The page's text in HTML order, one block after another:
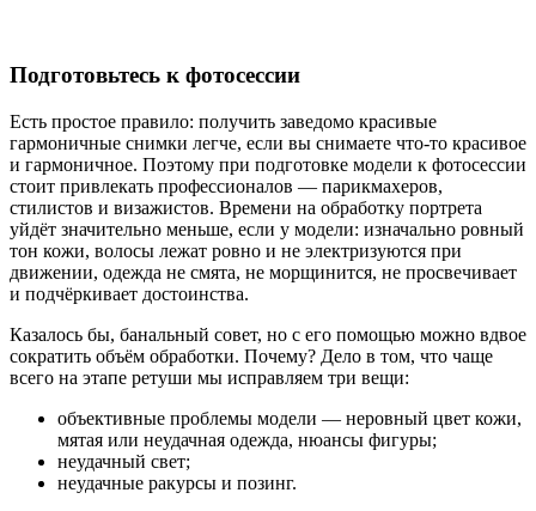
Подготовьтесь к фотосессии
Есть простое правило: получить заведомо красивые
гармоничные снимки легче, если вы снимаете что-то красивое
и гармоничное. Поэтому при подготовке модели к фотосессии
стоит привлекать профессионалов — парикмахеров,
стилистов и визажистов. Времени на обработку портрета
уйдёт значительно меньше, если у модели: изначально ровный
тон кожи, волосы лежат ровно и не электризуются при
движении, одежда не смята, не морщинится, не просвечивает
и подчёркивает достоинства.
Казалось бы, банальный совет, но с его помощью можно вдвое
сократить объём обработки. Почему? Дело в том, что чаще
всего на этапе ретуши мы исправляем три вещи:
объективные проблемы модели — неровный цвет кожи,
мятая или неудачная одежда, нюансы фигуры;
неудачный свет;
неудачные ракурсы и позинг.